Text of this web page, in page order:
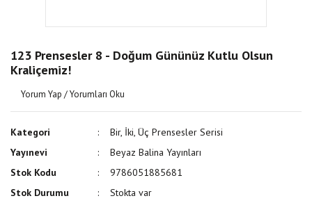
123 Prensesler 8 - Doğum Gününüz Kutlu Olsun
Kraliçemiz!
Yorum Yap / Yorumları Oku
Kategori
Bir, İki, Üç Prensesler Serisi
Yayınevi
Beyaz Balina Yayınları
Stok Kodu
9786051885681
Stok Durumu
Stokta var